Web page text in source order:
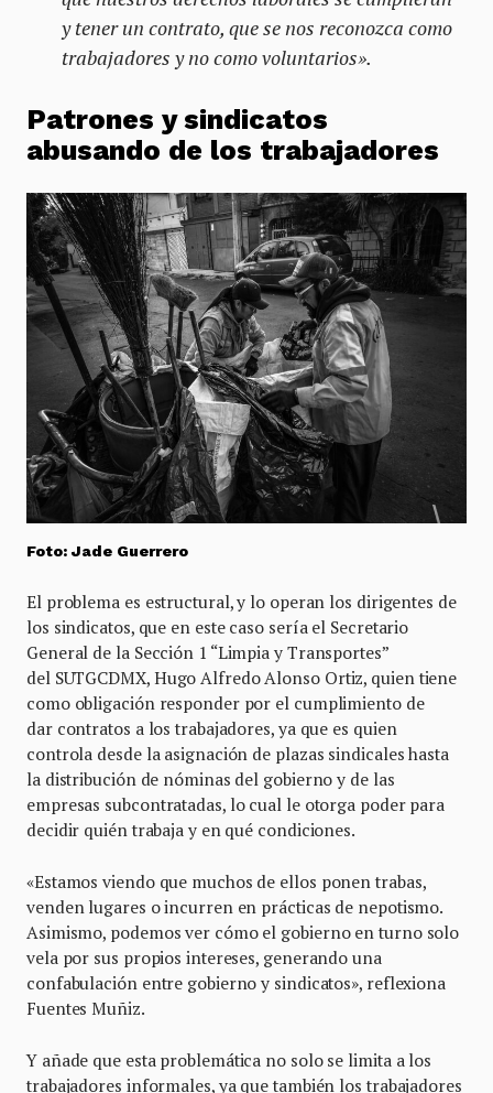
y tener un contrato, que se nos reconozca como
trabajadores y no como voluntarios».
Patrones y sindicatos
abusando de los trabajadores
Foto: Jade Guerrero
El problema es estructural, y lo operan los dirigentes de
los sindicatos, que en este caso sería el Secretario
General de la Sección 1 “Limpia y Transportes”
del SUTGCDMX, Hugo Alfredo Alonso Ortiz, quien tiene
como obligación responder por el cumplimiento de
dar contratos a los trabajadores, ya que es quien
controla desde la asignación de plazas sindicales hasta
la distribución de nóminas del gobierno y de las
empresas subcontratadas, lo cual le otorga poder para
decidir quién trabaja y en qué condiciones.
«Estamos viendo que muchos de ellos ponen trabas,
venden lugares o incurren en prácticas de nepotismo.
Asimismo, podemos ver cómo el gobierno en turno solo
vela por sus propios intereses, generando una
confabulación entre gobierno y sindicatos», reflexiona
Fuentes Muñiz.
Y añade que esta problemática no solo se limita a los
trabajadores informales, ya que también los trabajadores